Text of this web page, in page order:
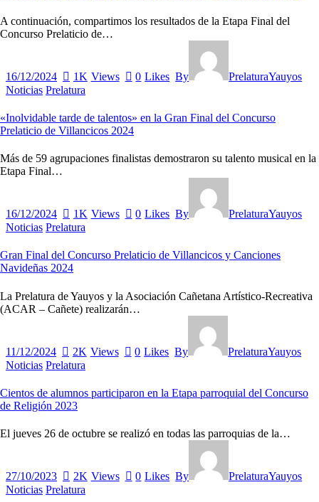
A continuación, compartimos los resultados de la Etapa Final del
Concurso Prelaticio de…
16/12/2024 1K Views 0 Likes By
PrelaturaYauyos
Noticias Prelatura
«Inolvidable tarde de talentos» en la Gran Final del Concurso
Prelaticio de Villancicos 2024
Más de 59 agrupaciones finalistas demostraron su talento musical en la
Etapa Final…
16/12/2024 1K Views 0 Likes By
PrelaturaYauyos
Noticias Prelatura
Gran Final del Concurso Prelaticio de Villancicos y Canciones
Navideñas 2024
La Prelatura de Yauyos y la Asociación Cañetana Artístico-Recreativa
(ACAR – Cañete) realizarán…
11/12/2024 2K Views 0 Likes By
PrelaturaYauyos
Noticias Prelatura
Cientos de alumnos participaron en la Etapa parroquial del Concurso
de Religión 2023
El jueves 26 de octubre se realizó en todas las parroquias de la…
27/10/2023 2K Views 0 Likes By
PrelaturaYauyos
Noticias Prelatura